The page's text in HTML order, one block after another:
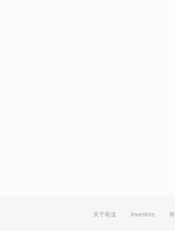
关于有道 Investors